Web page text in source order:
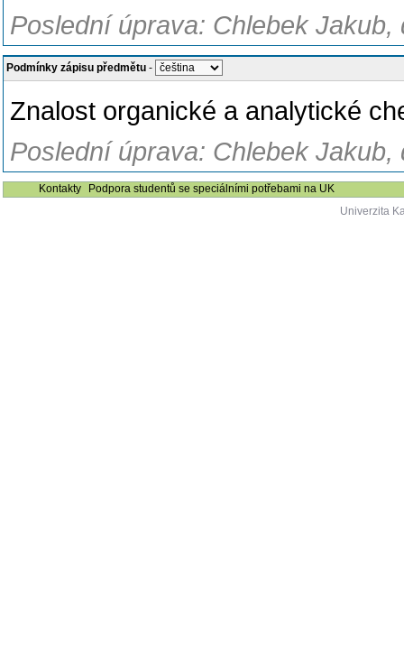
Poslední úprava: Chlebek
Podmínky zápisu předmětu -
Znalost organické a analytické
Poslední úprava: Chlebek
Kontakty
Podpora studentů se speciálními potřebami na UK
Univerzita